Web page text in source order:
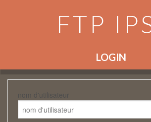
FTP
LOGIN
nom d'utilisateur